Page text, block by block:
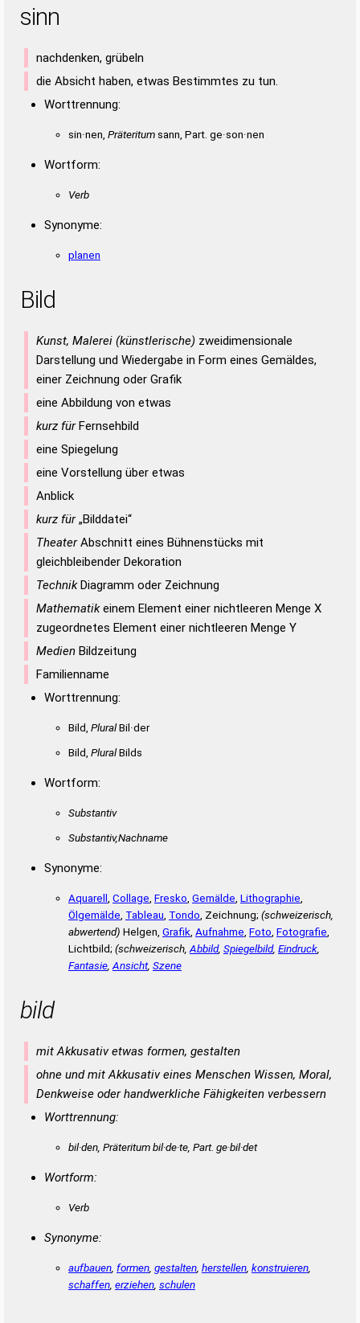
sinn
nachdenken, grübeln
die Absicht haben, etwas Bestimmtes zu tun.
Worttrennung:
sin·nen, Präteritum sann, Part. ge·son·nen
Wortform:
Verb
Synonyme:
planen
Bild
Kunst, Malerei (künstlerische) zweidimensionale
Darstellung und Wiedergabe in Form eines Gemäldes,
einer Zeichnung oder Grafik
eine Abbildung von etwas
kurz fürFernsehbild
eine Spiegelung
eine Vorstellung über etwas
Anblick
kurz für„Bilddatei“
TheaterAbschnitt eines Bühnenstücks mit
gleichbleibender Dekoration
TechnikDiagramm oder Zeichnung
Mathematikeinem Element einer nichtleeren Menge X
zugeordnetes Element einer nichtleeren Menge Y
Medien Bildzeitung
Familienname
Worttrennung:
Bild, PluralBil·der
Bild, PluralBilds
Wortform:
Substantiv
Substantiv,Nachname
Synonyme:
Aquarell Collage Fresko Gemälde Lithographie
Ölgemälde Tableau Tondo , Zeichnung; (schweizerisch,
abwertend) Helgen, Grafik Aufnahme Foto Fotografie
Lichtbild; (schweizerisch, Abbild, Spiegelbild, Eindruck
Fantasie Ansicht, Szene
bild
mit Akkusativ etwas formen, gestalten
ohne und mit Akkusativ eines Menschen Wissen, Moral,
Denkweise oder handwerkliche Fähigkeiten verbessern
Worttrennung:
bil·den, Präteritumbil·de·te, Part. ge·bil·det
Wortform:
Verb
Synonyme:
aufbauen formen gestalten herstellen konstruieren
schaffen erziehen schulen